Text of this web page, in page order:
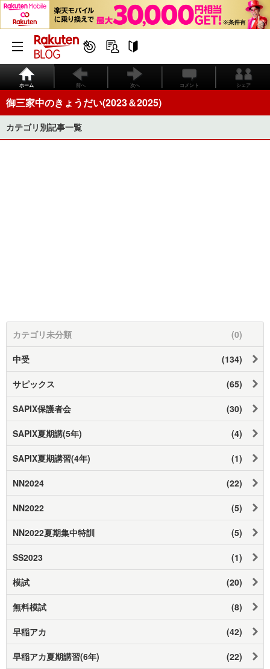
ホーム 前へ 次へ コメント シェア
御三家中のきょうだい(2023＆2025)
カテゴリ別記事一覧
カテゴリ未分類 (0)
中受 (134)
サピックス (65)
SAPIX保護者会 (30)
SAPIX夏期講(5年) (4)
SAPIX夏期講習(4年) (1)
NN2024 (22)
NN2022 (5)
NN2022夏期集中特訓 (5)
SS2023 (1)
模試 (20)
無料模試 (8)
早稲アカ (42)
早稲アカ夏期講習(6年) (22)